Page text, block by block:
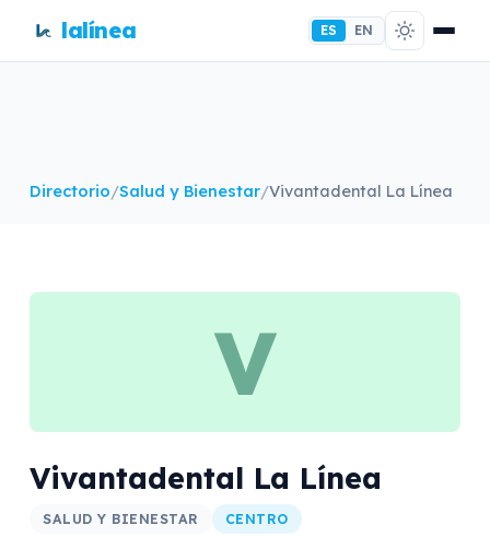
lalínea ES EN
Directorio/Salud y Bienestar/Vivantadental La Línea
V
Vivantadental La Línea
SALUD Y BIENESTAR CENTRO